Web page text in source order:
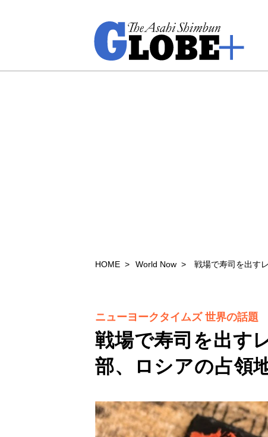
HOME World Now 戦場で寿司を出す
戦場で寿司を出す
部、ロシアの占領
ニューヨークタイムズ 世界の話題